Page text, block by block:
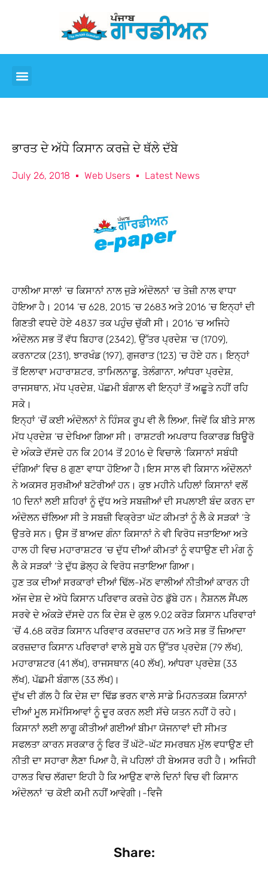
ਭਾਰਤ ਦੇ ਅੱਧੇ ਕਿਸਾਨ ਕਰਜ਼ੇ ਦੇ ਥੱਲੇ ਦੱਬੇ
July 26, 2018 Web Users Latest News
ਹਾਲੀਆ ਸਾਲਾਂ ‘ਚ ਕਿਸਾਨਾਂ ਨਾਲ ਜੁੜੇ ਅੰਦੋਲਨਾਂ ‘ਚ ਤੇਜ਼ੀ ਨਾਲ ਵਾਧਾ
ਹੋਇਆ ਹੈ। 2014 ‘ਚ 628, 2015 ‘ਚ 2683 ਅਤੇ 2016 ‘ਚ ਇਨ੍ਹਾਂ ਦੀ
ਗਿਣਤੀ ਵਧਦੇ ਹੋਏ 4837 ਤਕ ਪਹੁੰਚ ਚੁੱਕੀ ਸੀ। 2016 ‘ਚ ਅਜਿਹੇ
ਅੰਦੋਲਨ ਸਭ ਤੋਂ ਵੱਧ ਬਿਹਾਰ (2342), ਉੱਤਰ ਪ੍ਰਦੇਸ਼ ‘ਚ (1709),
ਕਰਨਾਟਕ (231), ਝਾਰਖੰਡ (197), ਗੁਜਰਾਤ (123) ‘ਚ ਹੋਏ ਹਨ। ਇਨ੍ਹਾਂ
ਤੋਂ ਇਲਾਵਾ ਮਹਾਰਾਸ਼ਟਰ, ਤਾਮਿਲਨਾਡੂ, ਤੇਲੰਗਾਨਾ, ਆਂਧਰਾ ਪ੍ਰਦੇਸ਼,
ਰਾਜਸਥਾਨ, ਮੱਧ ਪ੍ਰਦੇਸ਼, ਪੱਛਮੀ ਬੰਗਾਲ ਵੀ ਇਨ੍ਹਾਂ ਤੋਂ ਅਛੂਤੇ ਨਹੀਂ ਰਹਿ
ਸਕੇ।
ਇਨ੍ਹਾਂ ‘ਚੋਂ ਕਈ ਅੰਦੋਲਨਾਂ ਨੇ ਹਿੰਸਕ ਰੂਪ ਵੀ ਲੈ ਲਿਆ, ਜਿਵੇਂ ਕਿ ਬੀਤੇ ਸਾਲ
ਮੱਧ ਪ੍ਰਦੇਸ਼ ‘ਚ ਦੇਖਿਆ ਗਿਆ ਸੀ। ਰਾਸ਼ਟਰੀ ਅਪਰਾਧ ਰਿਕਾਰਡ ਬਿਊਰੋ
ਦੇ ਅੰਕੜੇ ਦੱਸਦੇ ਹਨ ਕਿ 2014 ਤੋਂ 2016 ਦੇ ਵਿਚਾਲੇ ‘ਕਿਸਾਨਾਂ ਸਬੰਧੀ
ਦੰਗਿਆਂ’ ਵਿਚ 8 ਗੁਣਾ ਵਾਧਾ ਹੋਇਆ ਹੈ।ਇਸ ਸਾਲ ਵੀ ਕਿਸਾਨ ਅੰਦੋਲਨਾਂ
ਨੇ ਅਕਸਰ ਸੁਰਖ਼ੀਆਂ ਬਟੋਰੀਆਂ ਹਨ। ਕੁਝ ਮਹੀਨੇ ਪਹਿਲਾਂ ਕਿਸਾਨਾਂ ਵਲੋਂ
10 ਦਿਨਾਂ ਲਈ ਸ਼ਹਿਰਾਂ ਨੂੰ ਦੁੱਧ ਅਤੇ ਸਬਜ਼ੀਆਂ ਦੀ ਸਪਲਾਈ ਬੰਦ ਕਰਨ ਦਾ
ਅੰਦੋਲਨ ਚੱਲਿਆ ਸੀ ਤੇ ਸਬਜ਼ੀ ਵਿਕ੍ਰੇਤਾ ਘੱਟ ਕੀਮਤਾਂ ਨੂੰ ਲੈ ਕੇ ਸੜਕਾਂ ‘ਤੇ
ਉਤਰੇ ਸਨ। ਉਸ ਤੋਂ ਬਾਅਦ ਗੰਨਾ ਕਿਸਾਨਾਂ ਨੇ ਵੀ ਵਿਰੋਧ ਜਤਾਇਆ ਅਤੇ
ਹਾਲ ਹੀ ਵਿਚ ਮਹਾਰਾਸ਼ਟਰ ‘ਚ ਦੁੱਧ ਦੀਆਂ ਕੀਮਤਾਂ ਨੂੰ ਵਧਾਉਣ ਦੀ ਮੰਗ ਨੂੰ
ਲੈ ਕੇ ਸੜਕਾਂ ‘ਤੇ ਦੁੱਧ ਡੋਲ੍ਹ ਕੇ ਵਿਰੋਧ ਜਤਾਇਆ ਗਿਆ।
ਹੁਣ ਤਕ ਦੀਆਂ ਸਰਕਾਰਾਂ ਦੀਆਂ ਢਿੱਲ-ਮੱਠ ਵਾਲੀਆਂ ਨੀਤੀਆਂ ਕਾਰਨ ਹੀ
ਅੱਜ ਦੇਸ਼ ਦੇ ਅੱਧੇ ਕਿਸਾਨ ਪਰਿਵਾਰ ਕਰਜ਼ੇ ਹੇਠ ਡੁੱਬੇ ਹਨ। ਨੈਸ਼ਨਲ ਸੈਂਪਲ
ਸਰਵੇ ਦੇ ਅੰਕੜੇ ਦੱਸਦੇ ਹਨ ਕਿ ਦੇਸ਼ ਦੇ ਕੁਲ 9.02 ਕਰੋੜ ਕਿਸਾਨ ਪਰਿਵਾਰਾਂ
‘ਚੋਂ 4.68 ਕਰੋੜ ਕਿਸਾਨ ਪਰਿਵਾਰ ਕਰਜ਼ਦਾਰ ਹਨ ਅਤੇ ਸਭ ਤੋਂ ਜ਼ਿਆਦਾ
ਕਰਜ਼ਦਾਰ ਕਿਸਾਨ ਪਰਿਵਾਰਾਂ ਵਾਲੇ ਸੂਬੇ ਹਨ ਉੱਤਰ ਪ੍ਰਦੇਸ਼ (79 ਲੱਖ),
ਮਹਾਰਾਸ਼ਟਰ (41 ਲੱਖ), ਰਾਜਸਥਾਨ (40 ਲੱਖ), ਆਂਧਰਾ ਪ੍ਰਦੇਸ਼ (33
ਲੱਖ), ਪੱਛਮੀ ਬੰਗਾਲ (33 ਲੱਖ)।
ਦੁੱਖ ਦੀ ਗੱਲ ਹੈ ਕਿ ਦੇਸ਼ ਦਾ ਢਿੱਡ ਭਰਨ ਵਾਲੇ ਸਾਡੇ ਮਿਹਨਤਕਸ਼ ਕਿਸਾਨਾਂ
ਦੀਆਂ ਮੂਲ ਸਮੱਸਿਆਵਾਂ ਨੂੰ ਦੂਰ ਕਰਨ ਲਈ ਸੱਚੇ ਯਤਨ ਨਹੀਂ ਹੋ ਰਹੇ।
ਕਿਸਾਨਾਂ ਲਈ ਲਾਗੂ ਕੀਤੀਆਂ ਗਈਆਂ ਬੀਮਾ ਯੋਜਨਾਵਾਂ ਦੀ ਸੀਮਤ
ਸਫਲਤਾ ਕਾਰਨ ਸਰਕਾਰ ਨੂੰ ਫਿਰ ਤੋਂ ਘੱਟੋ-ਘੱਟ ਸਮਰਥਨ ਮੁੱਲ ਵਧਾਉਣ ਦੀ
ਨੀਤੀ ਦਾ ਸਹਾਰਾ ਲੈਣਾ ਪਿਆ ਹੈ, ਜੋ ਪਹਿਲਾਂ ਹੀ ਬੇਅਸਰ ਰਹੀ ਹੈ। ਅਜਿਹੀ
ਹਾਲਤ ਵਿਚ ਲੱਗਦਾ ਇਹੀ ਹੈ ਕਿ ਆਉਣ ਵਾਲੇ ਦਿਨਾਂ ਵਿਚ ਵੀ ਕਿਸਾਨ
ਅੰਦੋਲਨਾਂ ‘ਚ ਕੋਈ ਕਮੀ ਨਹੀਂ ਆਵੇਗੀ।-ਵਿਜੈ
Share: